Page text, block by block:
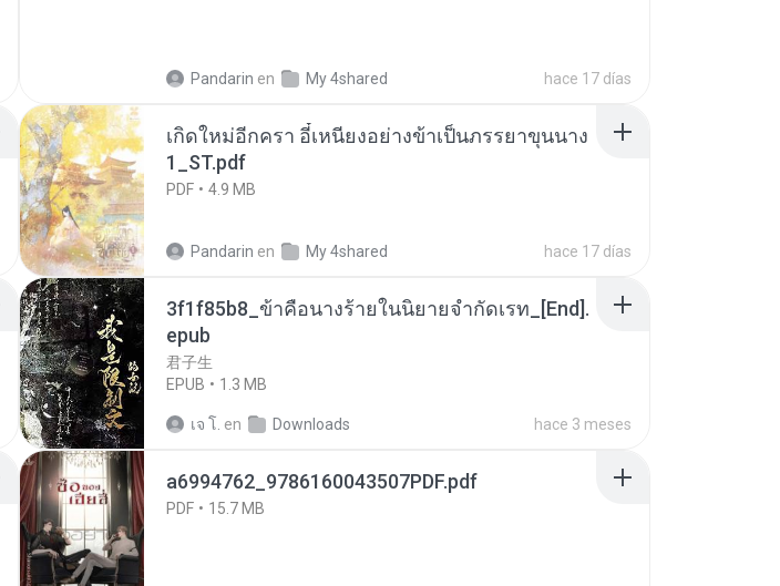
Pandarin en My 4shared hace 17 días
เกิดใหม่อีกครา อี๋เหนียงอย่างข้าเป็นภรรยาขุนนาง
1_ST.pdf
PDF 4.9 MB
Pandarin en My 4shared hace 17 días
3f1f85b8_ข้าคือนางร้ายในนิยายจำกัดเรท_[End].
epub
君子生
EPUB
1.3 MB
เจ โ. en Downloads hace 3 meses
a6994762_9786160043507PDF.pdf
PDF 15.7 MB